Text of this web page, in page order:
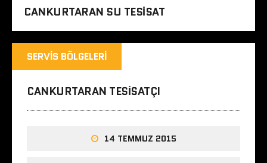
CANKURTARAN SU TESISAT
SERVIS BÖLGELERI
CANKURTARAN TESISATÇI
14 TEMMUZ 2015